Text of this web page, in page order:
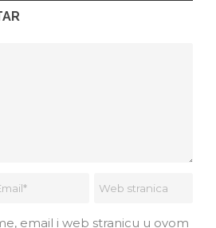
email i web stranicu u ovom